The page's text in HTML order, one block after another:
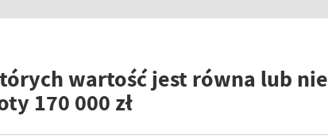
wartość jest równa lub nie
170 000 zł